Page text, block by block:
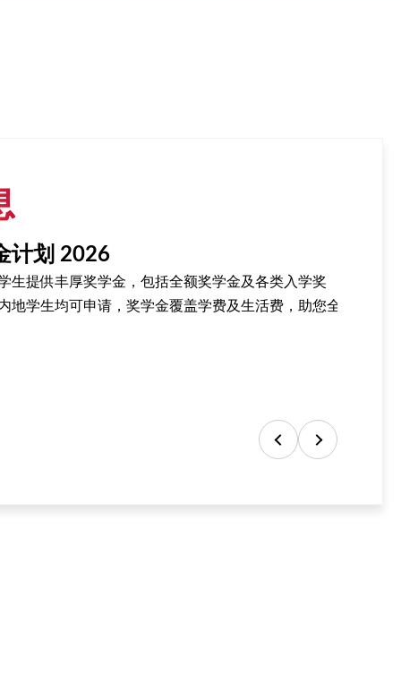
划 2026
提供丰厚奖学金，包括全额奖学金及各类入学奖
学生均可申请，奖学金覆盖学费及生活费，助您全